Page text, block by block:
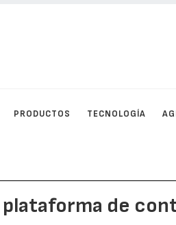
PRODUCTOS TECNOLOGÍA
plataforma de